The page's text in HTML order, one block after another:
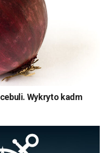
Wykryto kadm